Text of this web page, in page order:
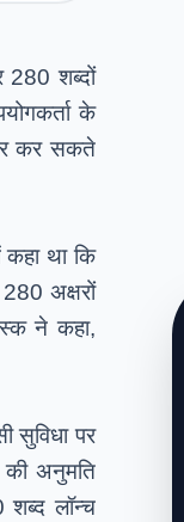
280 शब्दों
के
कर सकते
था कि
अक्षरों
ने कहा,
सुविधा पर
की अनुमति
शब्द लॉन्च